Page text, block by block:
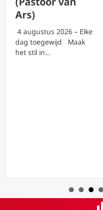
Ars)
4 augustus 2026 – Elke
dag toegewijd Maak
het stil in…